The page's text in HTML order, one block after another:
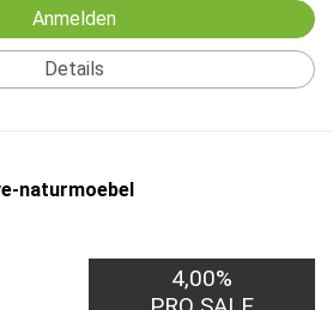
Anmelden
Details
naturmoebel
4,00%